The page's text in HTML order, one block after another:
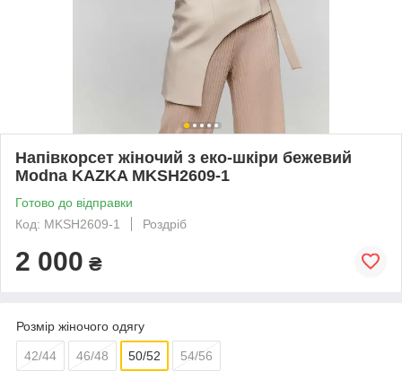
Напівкорсет жіночий з еко-шкіри бежевий
Modna KAZKA MKSH2609-1
Готово до відправки
Код: MKSH2609-1
Роздріб
2 000 ₴
Розмір жіночого одягу
42/44 46/48 50/52 54/56